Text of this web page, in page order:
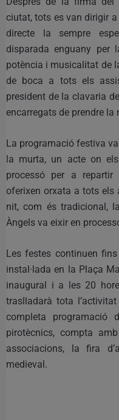
ciutat, tots es van dirigir
directe la sempre
disparada enguany per
potència i musicalitat de
de boca a tots els
president de la clavaria
encarregats de prendre
La programació festiva
la murta, un acte on
processó per a
oferixen orxata a tots els
nit, com és tradicional,
Àngels va eixir en
Les festes continuen
instal·lada en la Plaça
inaugural i a les 20
traslladarà tota
completa programació
pirotècnics, compta
associacions, la fira
medieval.